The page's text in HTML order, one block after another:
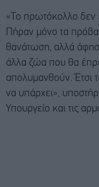
«Το πρωτόκολλο
Πήραν μόνο τα
θανάτωση, αλλά
άλλα ζώα που θα
απολυμανθούν. Έτσι
να υπάρχει»,
Υπουργείο και τις